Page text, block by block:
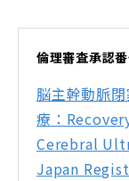
倫理審査承認
脳主幹動脈
療：
Cerebral
Japan